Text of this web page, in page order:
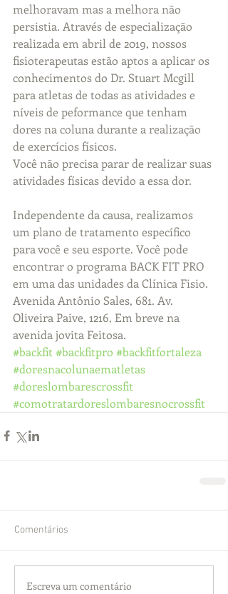
melhoravam mas a melhora não
persistia. Através de especialização
realizada em abril de 2019, nossos
fisioterapeutas estão aptos a aplicar os
conhecimentos do Dr. Stuart Mcgill
para atletas de todas as atividades e
níveis de peformance que tenham
dores na coluna durante a realização
de exercícios físicos.
Você não precisa parar de realizar suas
atividades físicas devido a essa dor.
Independente da causa, realizamos
um plano de tratamento específico
para você e seu esporte. Você pode
encontrar o programa BACK FIT PRO
em uma das unidades da Clínica Fisio.
Avenida Antônio Sales, 681. Av.
Oliveira Paive, 1216, Em breve na
avenida jovita Feitosa.
#backfit #backfitpro #backfitfortaleza
#doresnacolunaematletas
#doreslombarescrossfit
#comotratardoreslombaresnocrossfit
Comentários
Escreva um comentário